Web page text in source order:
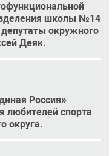
школы №14
окружного
Деяк.
Россия»
любителей спорта
округа.